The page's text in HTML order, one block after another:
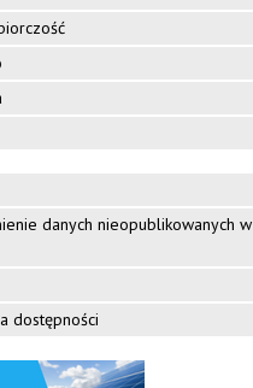
danych nieopublikowanych w
dostępności